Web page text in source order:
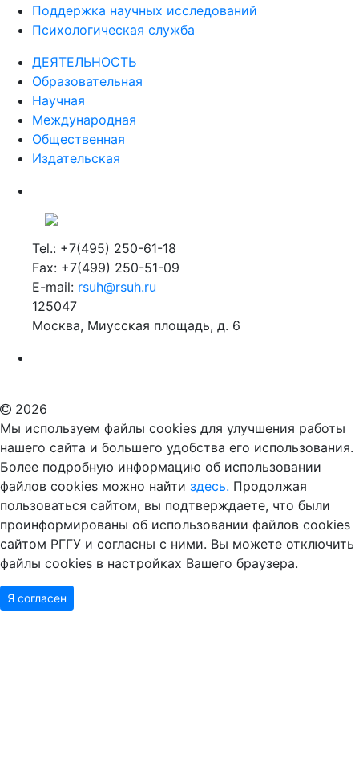
Поддержка научных исследований
Психологическая служба
ДЕЯТЕЛЬНОСТЬ
Образовательная
Научная
Международная
Общественная
Издательская
Tel.: +7(495) 250-61-18
Fax: +7(499) 250-51-09
E-mail: rsuh@rsuh.ru
125047
Москва, Миусская площадь, д. 6
2026
Мы используем файлы cookies для улучшения работы
нашего сайта и большего удобства его использования.
Более подробную информацию об использовании
файлов cookies можно найти здесь. Продолжая
пользоваться сайтом, вы подтверждаете, что были
проинформированы об использовании файлов cookies
сайтом РГГУ и согласны с ними. Вы можете отключить
файлы cookies в настройках Вашего браузера.
Я согласен